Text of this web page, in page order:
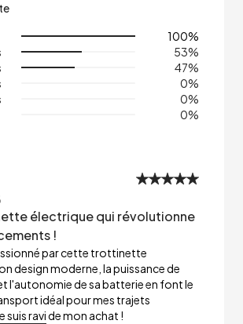
100%
53%
47%
0%
0%
0%
électrique qui révolutionne
!
par cette trottinette
design moderne, la puissance de
l'autonomie de sa batterie en font le
idéal pour mes trajets
suis ravi de mon achat !